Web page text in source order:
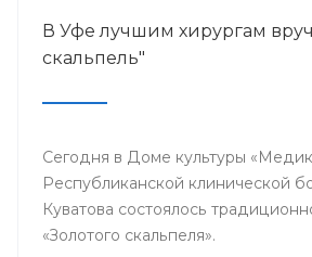
В Уфе лучшим хирургам
скальпель"
Сегодня в Доме культуры
Республиканской клинической
Куватова состоялось
«Золотого скальпеля».